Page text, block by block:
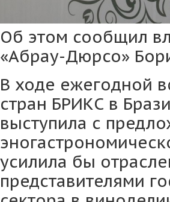
Об этом сообщил
«Абрау-Дюрсо»
В ходе ежегодной
стран БРИКС в
выступила с
усилила бы
представителями